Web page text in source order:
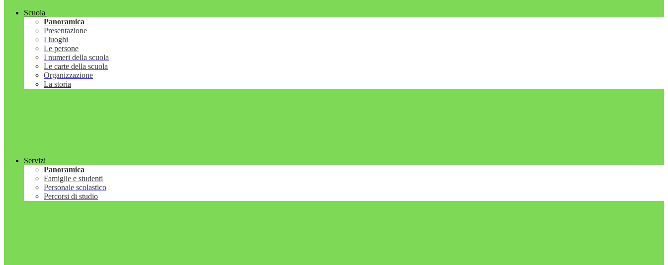
Scuola
Panoramica
Presentazione
I luoghi
Le persone
I numeri della scuola
Le carte della scuola
Organizzazione
La storia
Servizi
Panoramica
Famiglie e studenti
Personale scolastico
Percorsi di studio